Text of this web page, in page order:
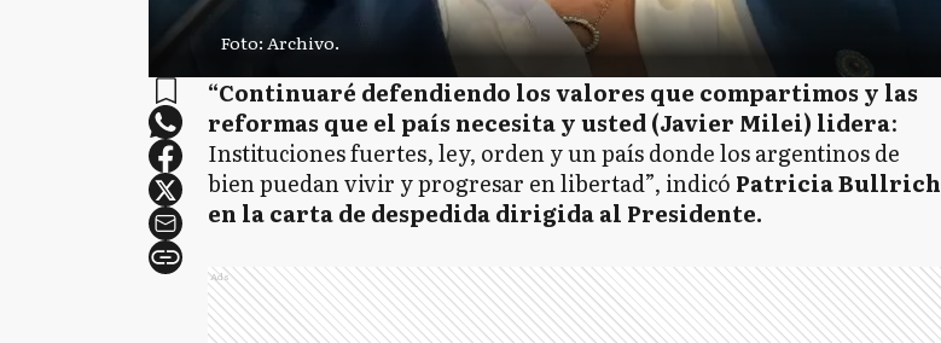
Foto: Archivo.
“Continuaré defendiendo los valores que compartimos y las
reformas que el país necesita y usted (Javier Milei) lidera:
Instituciones fuertes, ley, orden y un país donde los argentinos de
bien puedan vivir y progresar en libertad”, indicó Patricia Bullrich
en la carta de despedida dirigida al Presidente.
Ads